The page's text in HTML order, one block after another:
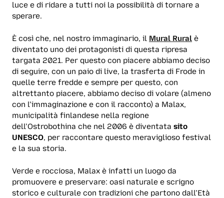
luce e di ridare a tutti noi la possibilità di tornare a
sperare.
È così che, nel nostro immaginario, il Mural Rural è
diventato uno dei protagonisti di questa ripresa
targata 2021. Per questo con piacere abbiamo deciso
di seguire, con un paio di live, la trasferta di Frode in
quelle terre fredde e sempre per questo, con
altrettanto piacere, abbiamo deciso di volare (almeno
con l’immaginazione e con il racconto) a Malax,
municipalità finlandese nella regione
dell’Ostrobothina che nel 2006 è diventata sito
UNESCO, per raccontare questo meraviglioso festival
e la sua storia.
Verde e rocciosa, Malax è infatti un luogo da
promuovere e preservare: oasi naturale e scrigno
storico e culturale con tradizioni che partono dall’Età